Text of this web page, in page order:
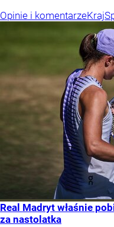
Opinie i komentarzeKraj
Real Madryt właśnie
za nastolatka